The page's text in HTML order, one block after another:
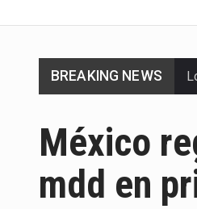
BREAKING NEWS
México
mdd en